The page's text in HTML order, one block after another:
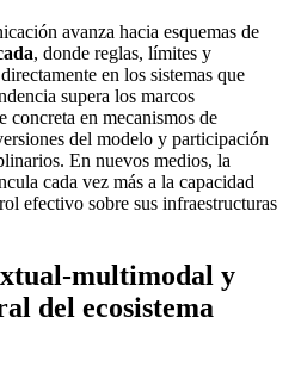
avanza hacia esquemas de
, donde reglas, límites y
en los sistemas que
supera los marcos
concreta en mecanismos de
del modelo y participación
En nuevos medios, la
cada vez más a la capacidad
efectivo sobre sus infraestructuras
y
del ecosistema